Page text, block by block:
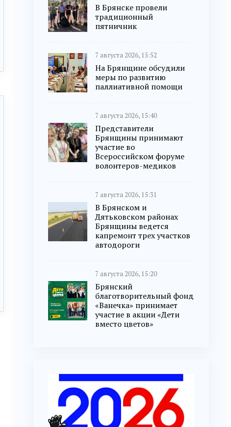
В Брянске провели
традиционный
пятничник
7 августа 2026, 15:52
На Брянщине обсудили
меры по развитию
паллиативной помощи
7 августа 2026, 15:40
Представители
Брянщины принимают
участие во
Всероссийском форуме
волонтеров-медиков
7 августа 2026, 15:31
В Брянском и
Дятьковском районах
Брянщины ведется
капремонт трех участков
автодороги
7 августа 2026, 15:20
Брянский
благотворительный фонд
«Ванечка» принимает
участие в акции «Дети
вместо цветов»